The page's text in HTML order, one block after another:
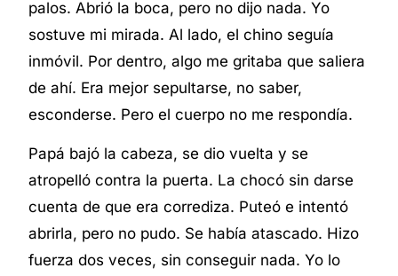
palos. Abrió la boca, pero no dijo nada. Yo
sostuve mi mirada. Al lado, el chino seguía
inmóvil. Por dentro, algo me gritaba que saliera
de ahí. Era mejor sepultarse, no saber,
esconderse. Pero el cuerpo no me respondía.
Papá bajó la cabeza, se dio vuelta y se
atropelló contra la puerta. La chocó sin darse
cuenta de que era corrediza. Puteó e intentó
abrirla, pero no pudo. Se había atascado. Hizo
fuerza dos veces, sin conseguir nada. Yo lo